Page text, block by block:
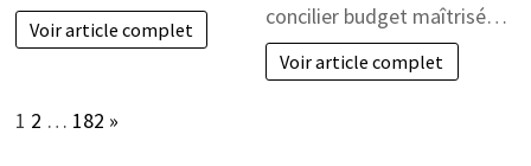
Voir article complet
concilier budget maîtrisé…
Voir article complet
Page:
1 2 … 182 Next
»